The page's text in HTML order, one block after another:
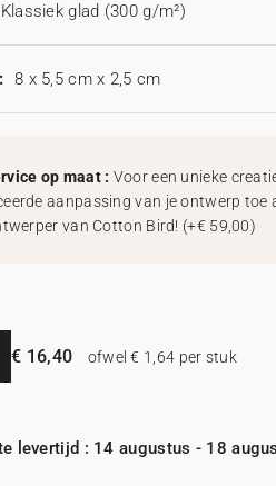
Klassiek glad (300 g/m²)
8 x 5,5 cm x 2,5 cm
op maat : Voor een unieke
aanpassing van je ontwerp toe
van Cotton Bird! (+€ 59,00)
€ 16,40 ofwel € 1,64 per stuk
levertijd : 14 augustus - 18